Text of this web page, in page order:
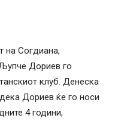
на Согдиана,
Дориев го
клуб. Денеска
Дориев ќе го носи
4 години,